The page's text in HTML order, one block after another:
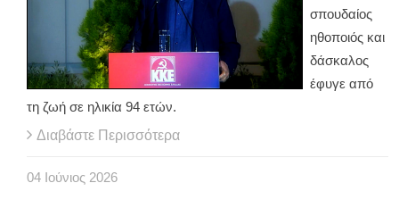
σπουδαίος
ηθοποιός και
δάσκαλος
έφυγε από
τη ζωή σε ηλικία 94 ετών.
Διαβάστε Περισσότερα
04 Ιούνιος 2026